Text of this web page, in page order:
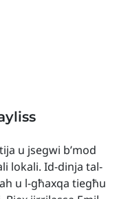
u jsegwi b’mod
lokali. Id-dinja tal-
u l-għaxqa tiegħu